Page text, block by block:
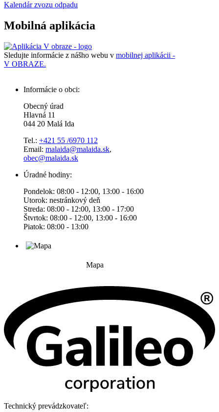
Kalendár zvozu odpadu
Mobilná aplikácia
Sledujte informácie z nášho webu v mobilnej aplikácii -
V OBRAZE.
Informácie o obci:
Obecný úrad
Hlavná 11
044 20 Malá Ida
Tel.: +421 55 /6970 112
Email: malaida@malaida.sk,
obec@malaida.sk
Úradné hodiny:
Pondelok: 08:00 - 12:00, 13:00 - 16:00
Utorok: nestránkový deň
Streda: 08:00 - 12:00, 13:00 - 17:00
Štvrtok: 08:00 - 12:00, 13:00 - 16:00
Piatok: 08:00 - 13:00
Mapa
Technický prevádzkovateľ: